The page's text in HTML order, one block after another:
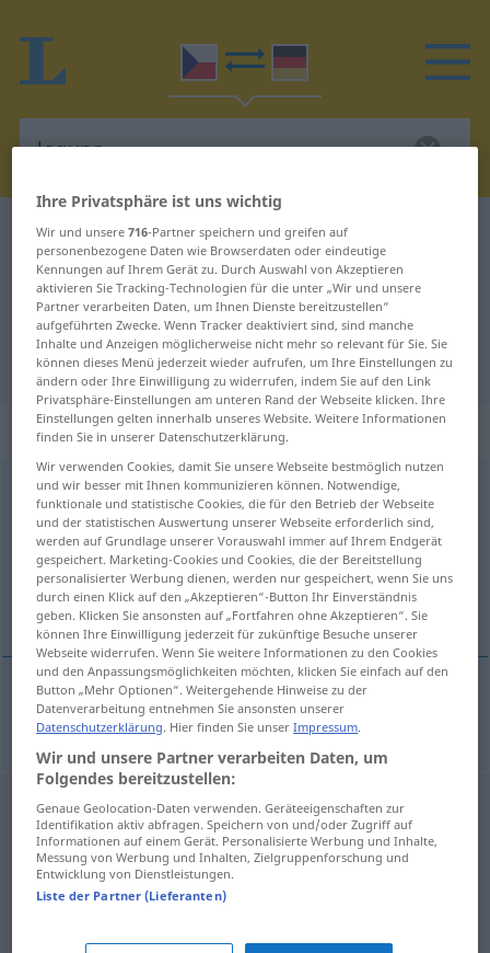
Tschechisch-Deutsch Wörterbuch laguna
Tschechisch-Deutsch Übersetzung
für "laguna"
"laguna" Deutsch Übersetzung
„laguna“: feminin
laguna [-guː-]f
Übersicht aller Übersetzungen
(Für mehr Details die Übersetzung anklicken/antippen)
Lagune
Lagunef laguna
Ihre Privatsphäre ist uns wichtig
Wir und unsere716-Partner speichern und greifen auf
personenbezogene Daten wie Browserdaten oder eindeutige
Kennungen auf Ihrem Gerät zu. Durch Auswahl von Akzeptieren
aktivieren Sie Tracking-Technologien für die unter „Wir und unsere
Partner verarbeiten Daten, um Ihnen Dienste bereitzustellen“
aufgeführten Zwecke. Wenn Tracker deaktiviert sind, sind manche
Inhalte und Anzeigen möglicherweise nicht mehr so relevant für Sie. Sie
können dieses Menü jederzeit wieder aufrufen, um Ihre Einstellungen zu
ändern oder Ihre Einwilligung zu widerrufen, indem Sie auf den Link
Privatsphäre-Einstellungen am unteren Rand der Webseite klicken. Ihre
Einstellungen gelten innerhalb unseres Website. Weitere Informationen
finden Sie in unserer Datenschutzerklärung.
Wir verwenden Cookies, damit Sie unsere Webseite bestmöglich nutzen
und wir besser mit Ihnen kommunizieren können. Notwendige,
funktionale und statistische Cookies, die für den Betrieb der Webseite
und der statistischen Auswertung unserer Webseite erforderlich sind,
werden auf Grundlage unserer Vorauswahl immer auf Ihrem Endgerät
gespeichert. Marketing-Cookies und Cookies, die der Bereitstellung
personalisierter Werbung dienen, werden nur gespeichert, wenn Sie uns
durch einen Klick auf den „Akzeptieren“-Button Ihr Einverständnis
geben. Klicken Sie ansonsten auf „Fortfahren ohne Akzeptieren“. Sie
können Ihre Einwilligung jederzeit für zukünftige Besuche unserer
Webseite widerrufen. Wenn Sie weitere Informationen zu den Cookies
und den Anpassungsmöglichkeiten möchten, klicken Sie einfach auf den
Button „Mehr Optionen“. Weitergehende Hinweise zu der
Datenverarbeitung entnehmen Sie ansonsten unserer
Datenschutzerklärung. Hier finden Sie unserImpressum.
Wir und unsere Partner verarbeiten Daten, um
Folgendes bereitzustellen:
Genaue Geolocation-Daten verwenden. Geräteeigenschaften zur
Identifikation aktiv abfragen. Speichern von und/oder Zugriff auf
Informationen auf einem Gerät. Personalisierte Werbung und Inhalte,
Messung von Werbung und Inhalten, Zielgruppenforschung und
Entwicklung von Dienstleistungen.
Liste der Partner (Lieferanten)